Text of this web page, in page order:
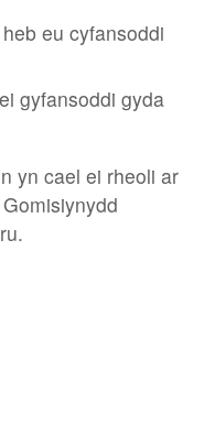
eu cyfansoddi
gyfansoddi gyda
yn cael ei rheoli ar